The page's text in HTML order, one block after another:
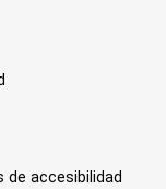
accesibilidad